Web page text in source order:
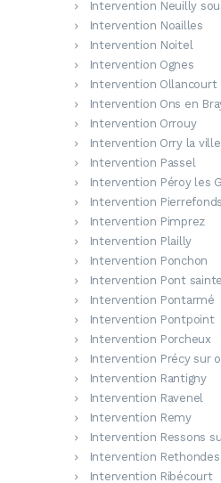
Intervention Neuilly
Intervention Noailles
Intervention Noitel
Intervention Ognes
Intervention Ollancourt
Intervention Ons en
Intervention Orrouy
Intervention Orry la ville
Intervention Passel
Intervention Péroy les
Intervention Pierrefonds
Intervention Pimprez
Intervention Plailly
Intervention Ponchon
Intervention Pont
Intervention Pontarmé
Intervention Pontpoint
Intervention Porcheux
Intervention Précy sur
Intervention Rantigny
Intervention Ravenel
Intervention Remy
Intervention Ressons
Intervention Rethondes
Intervention Ribécourt